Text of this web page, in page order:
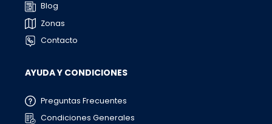
Blog
Zonas
Contacto
AYUDA Y CONDICIONES
Preguntas Frecuentes
Condiciones Generales